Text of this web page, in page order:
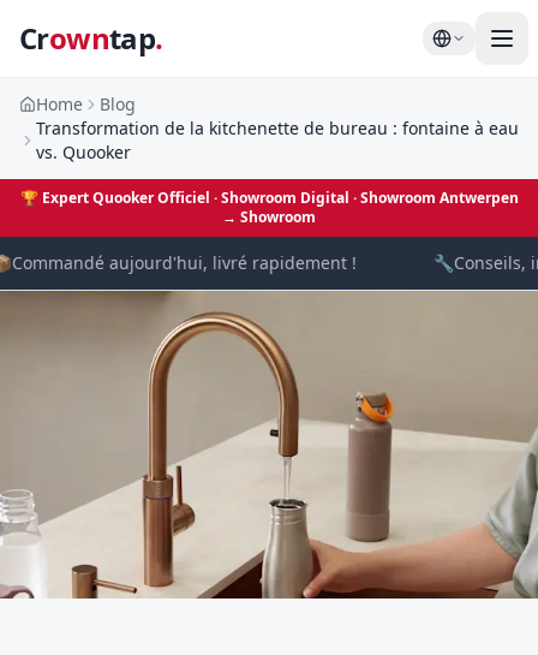
Crowntap.
Home
Blog
Transformation de la kitchenette de bureau : fontaine à eau
vs. Quooker
🏆 Expert Quooker Officiel · Showroom Digital · Showroom Antwerpen
→ Showroom
Commandé aujourd'hui, livré rapidement ! 🔧Conseils,